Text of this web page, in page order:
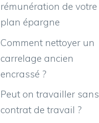
rémunération de votre
plan épargne
Comment nettoyer un
carrelage ancien
encrassé ?
Peut on travailler sans
contrat de travail ?